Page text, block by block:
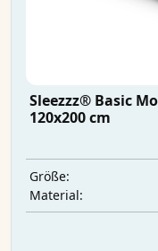
Sleezzz® Basic
120x200 cm
Größe:
Material: